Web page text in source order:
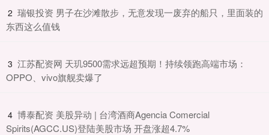
2 ​瑞银投资 男子在沙滩散步，无意发现一废弃的船只，里面装的
东西这么值钱
3 ​江苏配资网 天玑9500需求远超预期！持续领跑高端市场：
OPPO、vivo旗舰卖爆了
4 ​博泰配资 美股异动 | 台湾酒商Agencia Comercial
Spirits(AGCC.US)登陆美股市场 开盘涨超4.7%